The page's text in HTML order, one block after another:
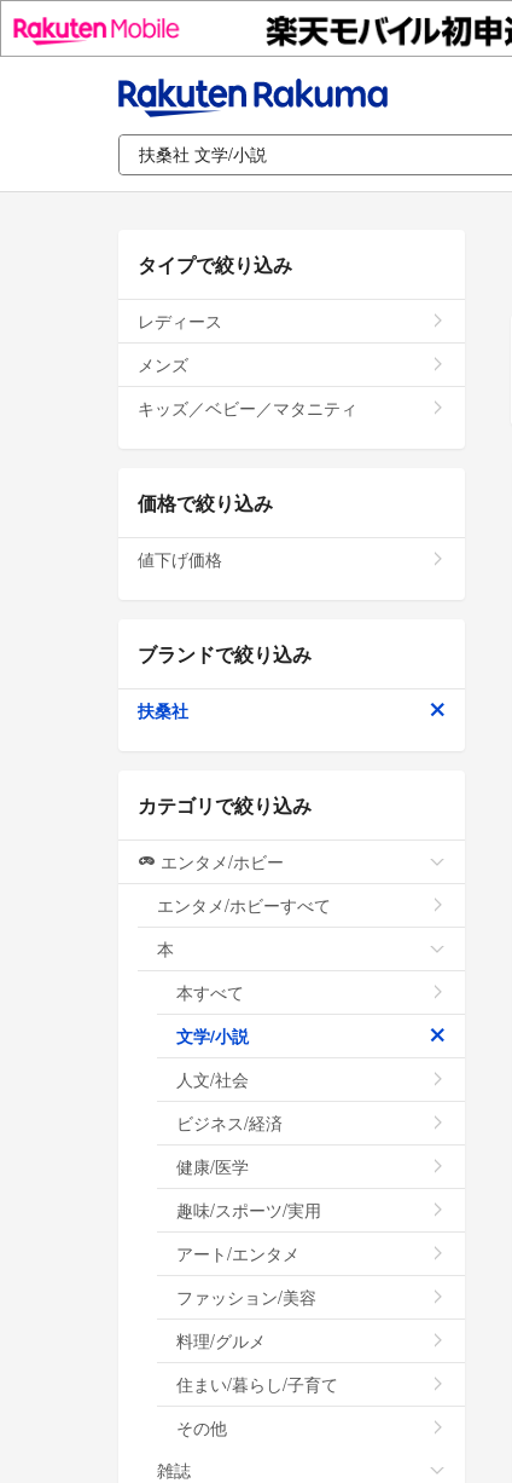
タイプで絞り込み
レディース
メンズ
キッズ／ベビー／マタニティ
価格で絞り込み
値下げ価格
ブランドで絞り込み
扶桑社
カテゴリで絞り込み
エンタメ/ホビー
エンタメ/ホビーすべて
本
本すべて
文学/小説
人文/社会
ビジネス/経済
健康/医学
趣味/スポーツ/実用
アート/エンタメ
ファッション/美容
料理/グルメ
住まい/暮らし/子育て
その他
雑誌